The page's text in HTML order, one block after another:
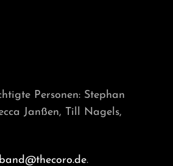
Personen: Stephan
Janßen, Till Nagels,
band@thecoro.de.